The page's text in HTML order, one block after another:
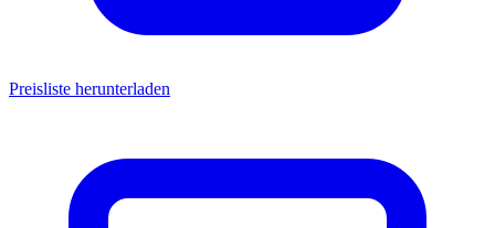
Preisliste herunterladen